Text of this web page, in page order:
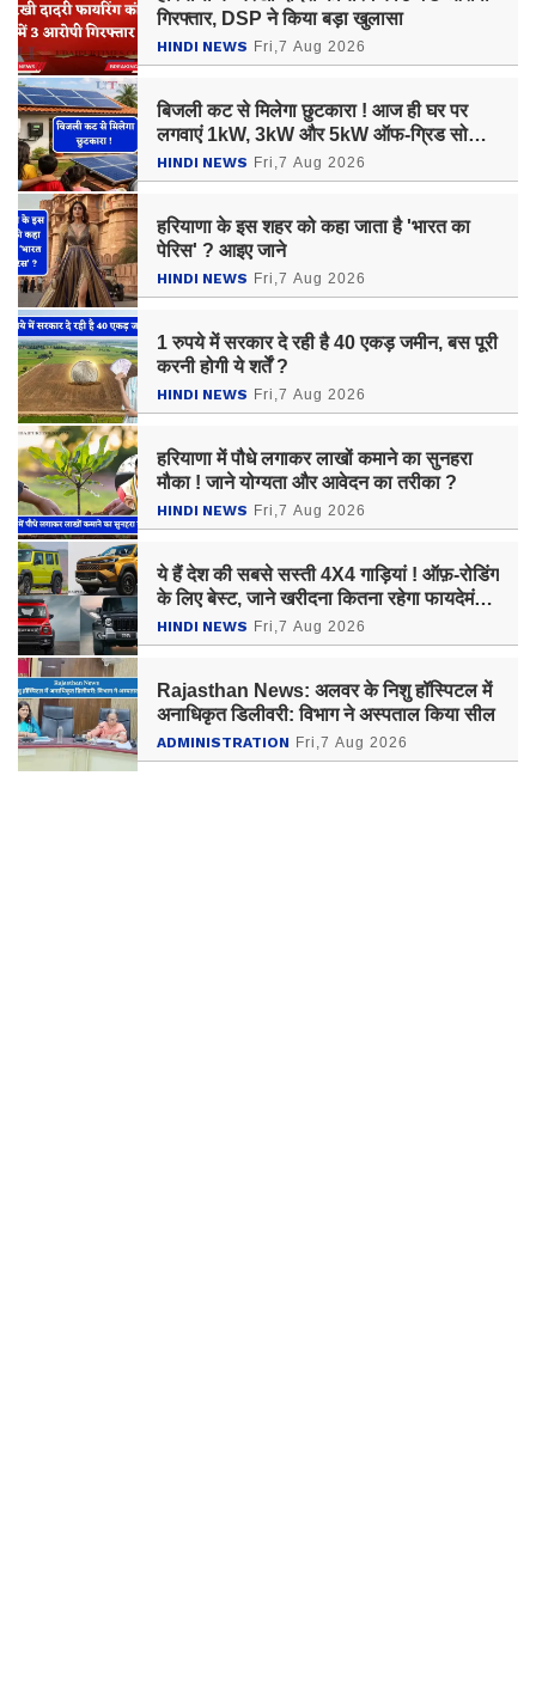
गिरफ्तार, DSP ने किया बड़ा खुलासा
HINDI NEWS Fri,7 Aug 2026
बिजली कट से मिलेगा छुटकारा ! आज ही घर पर
लगवाएं 1kW, 3kW और 5kW ऑफ-ग्रिड सोलर
सिस्टम, जाने कीमत ?
HINDI NEWS Fri,7 Aug 2026
हरियाणा के इस शहर को कहा जाता है 'भारत का
पेरिस' ? आइए जाने
HINDI NEWS Fri,7 Aug 2026
1 रुपये में सरकार दे रही है 40 एकड़ जमीन, बस पूरी
करनी होगी ये शर्तें ?
HINDI NEWS Fri,7 Aug 2026
हरियाणा में पौधे लगाकर लाखों कमाने का सुनहरा
मौका ! जाने योग्यता और आवेदन का तरीका ?
HINDI NEWS Fri,7 Aug 2026
ये हैं देश की सबसे सस्ती 4X4 गाड़ियां ! ऑफ़-रोडिंग
के लिए बेस्ट, जाने खरीदना कितना रहेगा फायदेमंद
?
HINDI NEWS Fri,7 Aug 2026
Rajasthan News: अलवर के निशु हॉस्पिटल में
अनाधिकृत डिलीवरी: विभाग ने अस्पताल किया सील
ADMINISTRATION Fri,7 Aug 2026